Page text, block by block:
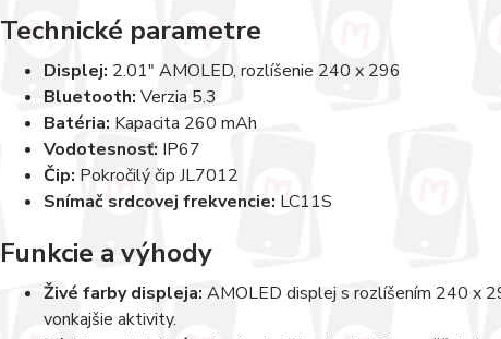
Technické parametre
Displej: 2.01" AMOLED, rozlíšenie 240 x 296
Bluetooth: Verzia 5.3
Batéria: Kapacita 260 mAh
Vodotesnosť: IP67
Čip: Pokročilý čip JL7012
Snímač srdcovej frekvencie: LC11S
Funkcie a výhody
Živé farby displeja: AMOLED displej s rozlíšením 240 x
vonkajšie aktivity.